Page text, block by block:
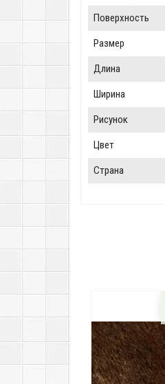
Поверхность
Размер
Длина
Ширина
Рисунок
Цвет
Страна